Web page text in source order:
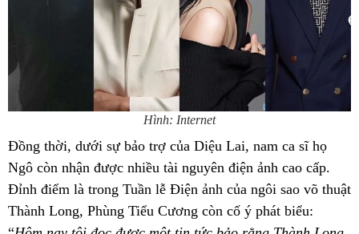
Hình: Internet
Đồng thời, dưới sự bảo trợ của Diệu Lai, nam ca sĩ họ
Ngô còn nhận được nhiều tài nguyên điện ảnh cao cấp.
Đỉnh điểm là trong Tuần lễ Điện ảnh của ngôi sao võ thuật
Thành Long, Phùng Tiểu Cương còn cố ý phát biểu: